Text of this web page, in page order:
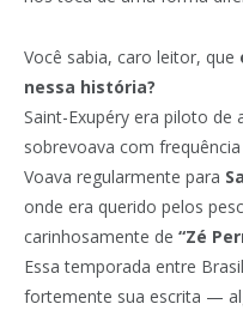
Você sabia, caro leitor, que
nessa história?
Saint-Exupéry era piloto
sobrevoava com
Voava regularmente para
onde era querido pelos
carinhosamente de “Zé
Essa temporada entre
fortemente sua escrita —